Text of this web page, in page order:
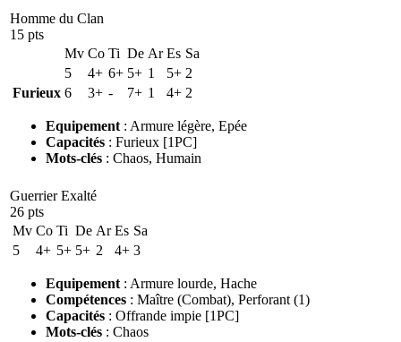
Homme du Clan
15 pts
Mv Co Ti De Ar Es Sa
5
4+ 6+ 5+ 1 5+ 2
Furieux 6 3+ - 7+ 1 4+ 2
Equipement : Armure légère, Epée
Capacités : Furieux [1PC]
Mots-clés : Chaos, Humain
Guerrier Exalté
26 pts
Mv Co Ti De Ar Es Sa
5
4+ 5+ 5+ 2 4+ 3
Equipement : Armure lourde, Hache
Compétences : Maître (Combat), Perforant (1)
Capacités : Offrande impie [1PC]
Mots-clés : Chaos